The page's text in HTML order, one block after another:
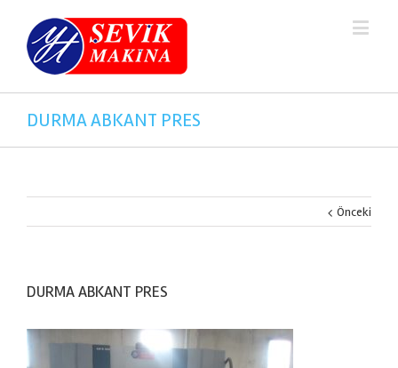
DURMA ABKANT PRES
Önceki
DURMA ABKANT PRES